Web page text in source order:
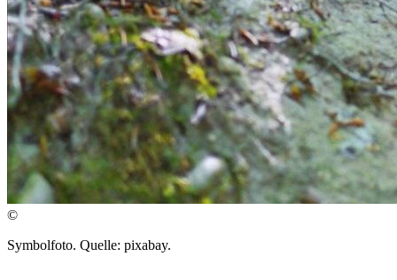
©
Symbolfoto. Quelle: pixabay.